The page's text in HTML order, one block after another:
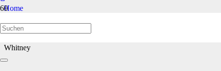
Home
Welpen/Junghunde bis 1 Jahr
Whitney